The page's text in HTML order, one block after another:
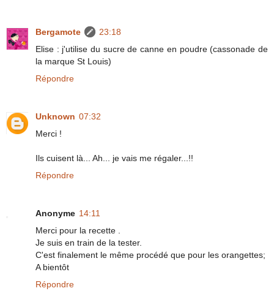
Bergamote
23:18
Elise : j'utilise du sucre de canne en poudre (cassonade de
la marque St Louis)
Répondre
Unknown 07:32
Merci !
Ils cuisent là... Ah... je vais me régaler...!!
Répondre
Anonyme 14:11
Merci pour la recette .
Je suis en train de la tester.
C'est finalement le même procédé que pour les orangettes;
A bientôt
Répondre